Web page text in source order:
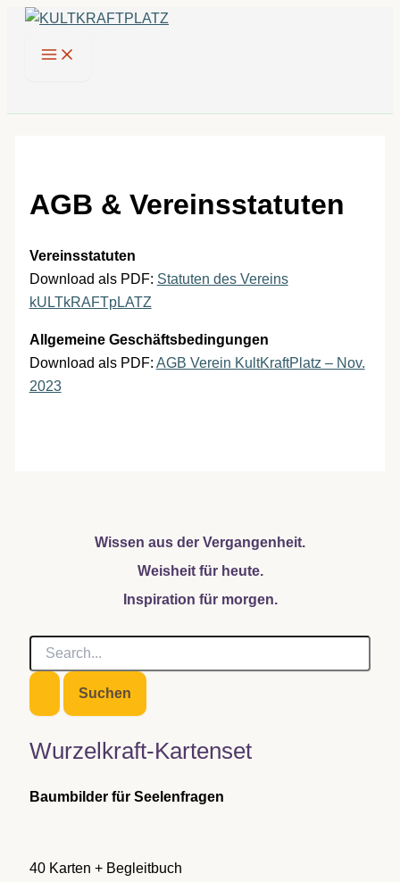
Zum
springen
AGB & Vereinsstatuten
Vereinsstatuten
Download als PDF: Statuten des Vereins
kULTkRAFTpLATZ
Allgemeine Geschäftsbedingungen
Download als PDF: AGB Verein KultKraftPlatz – Nov.
2023
Wissen aus der Vergangenheit.
Weisheit für heute.
Inspiration für morgen.
S
c
e
n
h
Wurzelkraft-Kartenset
Baumbilder für Seelenfragen
40 Karten + Begleitbuch